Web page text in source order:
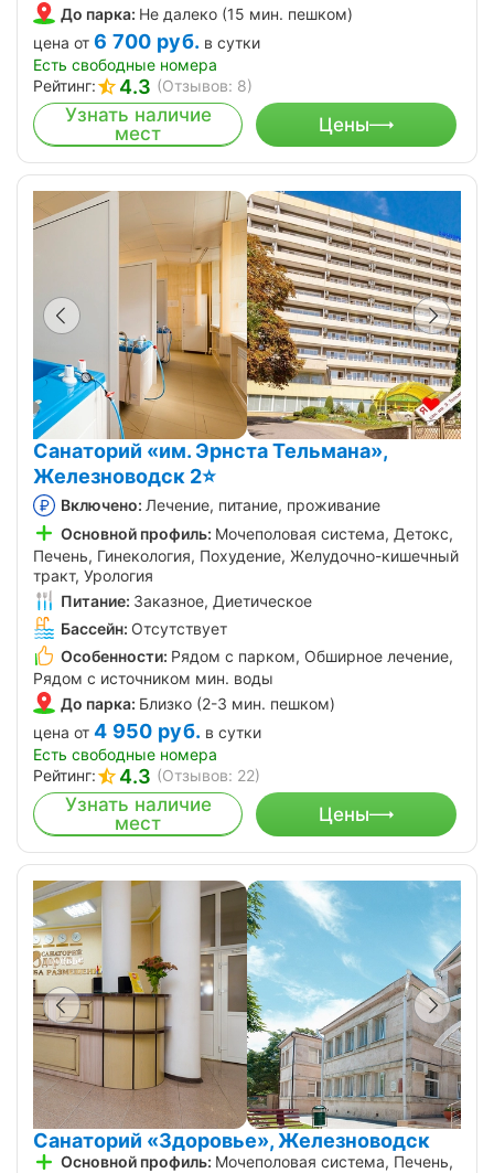
До парка: Не далеко (15 мин. пешком)
цена от 6 700 руб. в сутки
Есть свободные номера
Рейтинг:
4.3 (Отзывов: 8)
Узнать наличие
мест
Цены
Санаторий «им. Эрнста Тельмана»,
Железноводск 2⭐
Включено: Лечение, питание, проживание
Основной профиль: Мочеполовая система, Детокс,
Печень, Гинекология, Похудение, Желудочно-кишечный
тракт, Урология
Питание: Заказное, Диетическое
Бассейн: Отсутствует
Особенности: Рядом с парком, Обширное лечение,
Рядом с источником мин. воды
До парка: Близко (2-3 мин. пешком)
цена от 4 950 руб. в сутки
Есть свободные номера
Рейтинг:
4.3 (Отзывов: 22)
Узнать наличие
мест
Цены
Санаторий «Здоровье», Железноводск
Основной профиль: Мочеполовая система, Печень,